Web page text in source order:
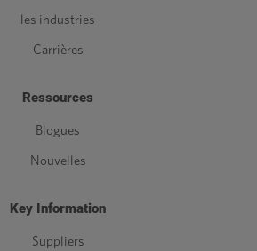
les industries
Carrières
Ressources
Blogues
Nouvelles
Key Information
Suppliers